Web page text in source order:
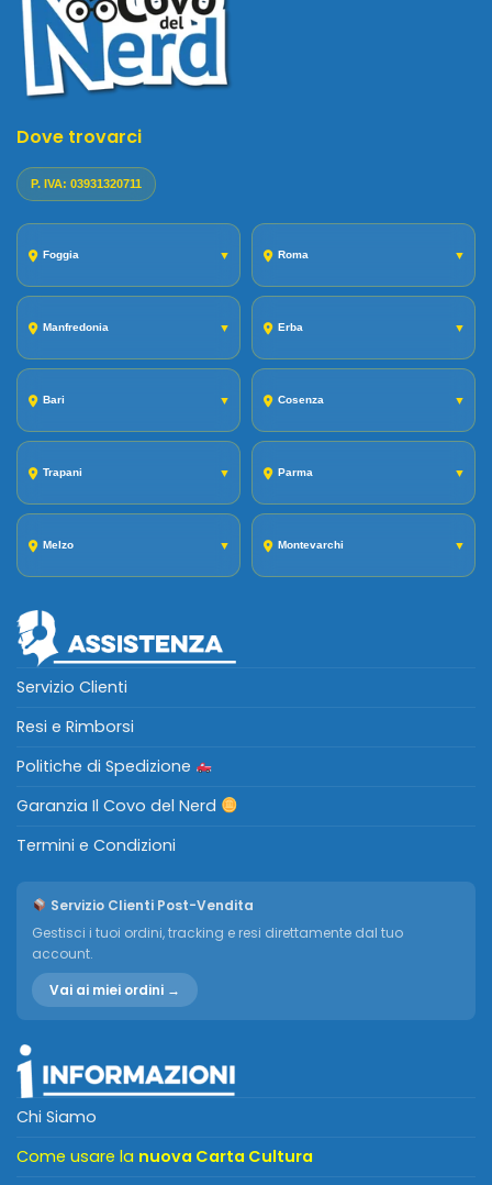
Dove trovarci
P. IVA: 03931320711
Foggia ▼ Roma ▼
Manfredonia ▼ Erba ▼
Bari ▼ Cosenza ▼
Trapani ▼ Parma ▼
Melzo ▼ Montevarchi ▼
Servizio Clienti
Resi e Rimborsi
Politiche di Spedizione
Garanzia Il Covo del Nerd
Termini e Condizioni
Servizio Clienti Post-Vendita
Gestisci i tuoi ordini, tracking e resi direttamente dal tuo
account.
Vai ai miei ordini →
Chi Siamo
Come usare la nuova Carta Cultura